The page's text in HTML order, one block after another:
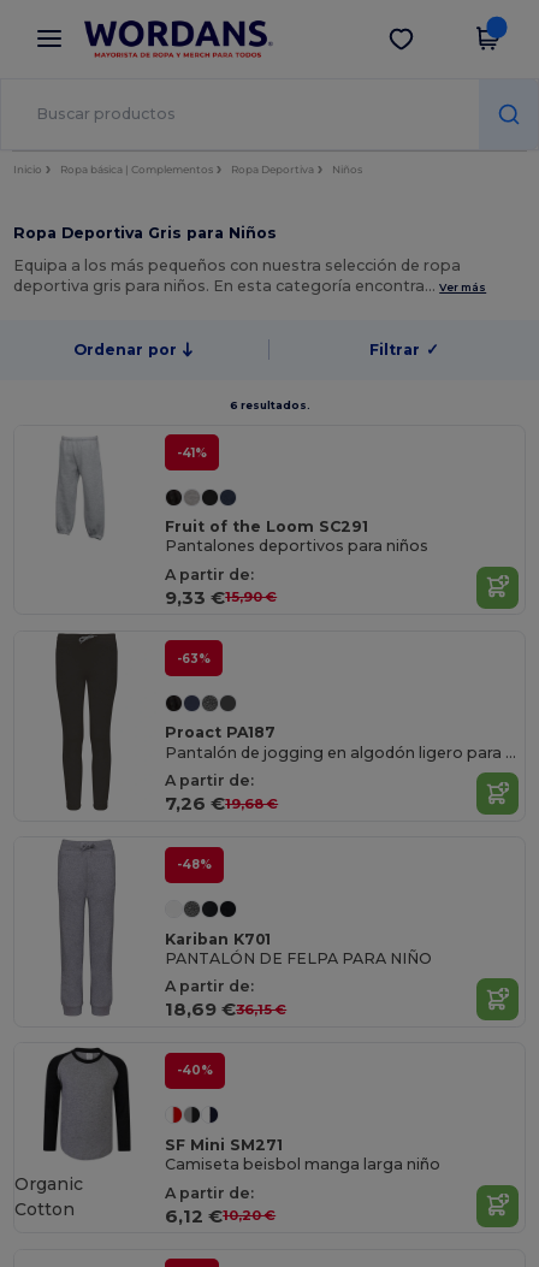
× App de Wordans
¡Mejores precios en app!
Descargar app
Inicio Ropa básica | Complementos Ropa Deportiva Niños
Ropa Deportiva Gris para Niños
Equipa a los más pequeños con nuestra selección de ropa
deportiva gris para niños. En esta categoría encontra…Ver más
Ordenar por Filtrar ✓
6 resultados.
-41%
Fruit of the Loom SC291
Pantalones deportivos para niños
A partir de:
9,33 €15,90 €
-63%
Proact PA187
Pantalón de jogging en algodón ligero para niño
A partir de:
7,26 €19,68 €
-48%
Kariban K701
PANTALÓN DE FELPA PARA NIÑO
A partir de:
18,69 €36,15 €
-40%
SF Mini SM271
Camiseta beisbol manga larga niño
A partir de:
6,12 €10,20 €
Organic
Cotton